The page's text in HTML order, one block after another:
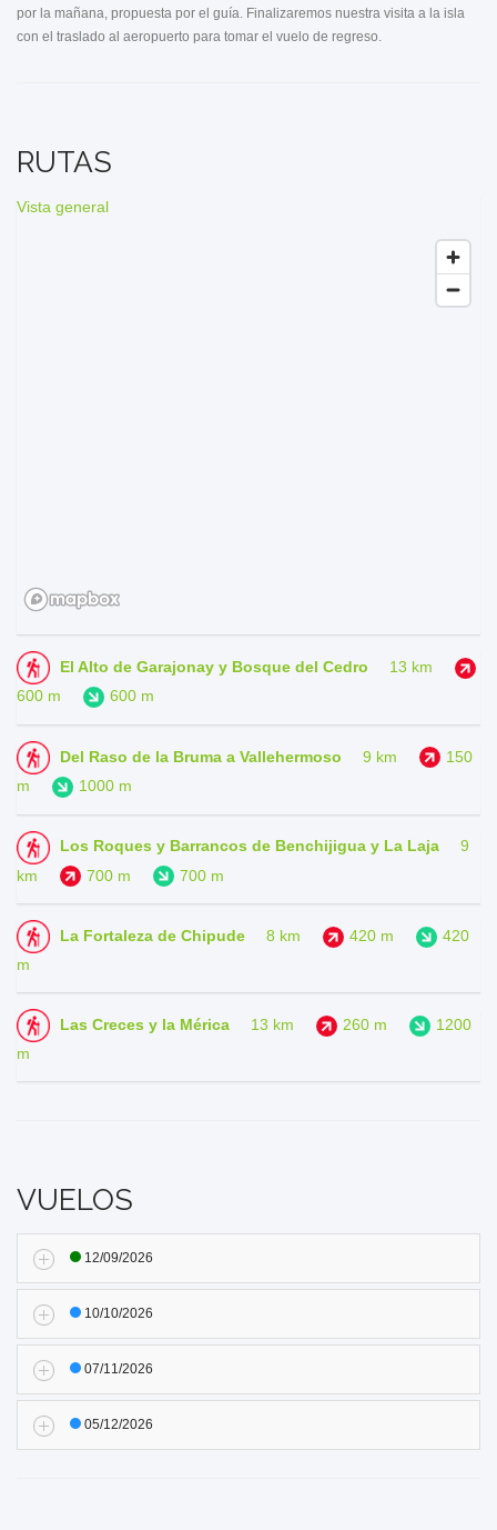
por la mañana, propuesta por el guía. Finalizaremos nuestra visita a la isla
con el traslado al aeropuerto para tomar el vuelo de regreso.
RUTAS
Vista general
El Alto de Garajonay y Bosque del Cedro
13 km
600 m
600 m
Del Raso de la Bruma a Vallehermoso 9 km
150
m
1000 m
Los Roques y Barrancos de Benchijigua y La Laja
9
km
700 m 700 m
La Fortaleza de Chipude 8 km 420 m
420
m
Las Creces y la Mérica 13 km 260 m
1200
m
VUELOS
12/09/2026
10/10/2026
07/11/2026
05/12/2026